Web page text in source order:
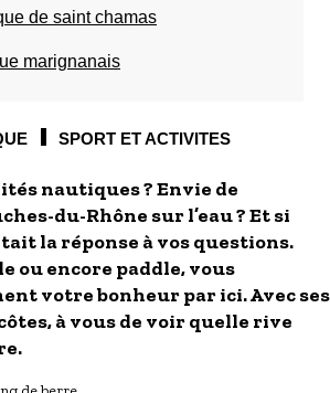
de saint chamas
marignanais
SPORT ET ACTIVITES
nautiques ? Envie de
du-Rhône sur l’eau ? Et si
la réponse à vos questions.
ou encore paddle, vous
votre bonheur par ici. Avec ses
à vous de voir quelle rive